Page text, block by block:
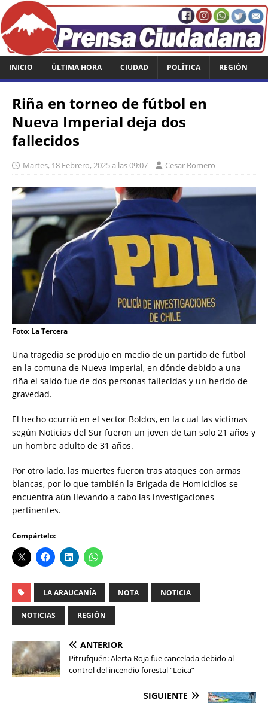
INICIO ÚLTIMA HORA CIUDAD POLÍTICA REGIÓN
Riña en torneo de fútbol en
Nueva Imperial deja dos
fallecidos
Martes, 18 Febrero, 2025 a las 09:07 Cesar Romero
Foto: La Tercera
Una tragedia se produjo en medio de un partido de futbol
en la comuna de Nueva Imperial, en dónde debido a una
riña el saldo fue de dos personas fallecidas y un herido de
gravedad.
El hecho ocurrió en el sector Boldos, en la cual las víctimas
según Noticias del Sur fueron un joven de tan solo 21 años y
un hombre adulto de 31 años.
Por otro lado, las muertes fueron tras ataques con armas
blancas, por lo que también la Brigada de Homicidios se
encuentra aún llevando a cabo las investigaciones
pertinentes.
Compártelo:
LA ARAUCANÍA NOTA NOTICIA
NOTICIAS REGIÓN
ANTERIOR
Pitrufquén: Alerta Roja fue cancelada debido al
control del incendio forestal “Loica”
SIGUIENTE